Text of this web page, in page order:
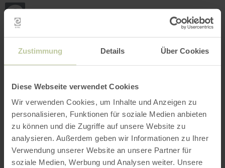
Zustimmung Details Über Cookies
Diese Webseite verwendet Cookies
Wir verwenden Cookies, um Inhalte und Anzeigen zu
personalisieren, Funktionen für soziale Medien anbieten
zu können und die Zugriffe auf unsere Website zu
analysieren. Außerdem geben wir Informationen zu Ihrer
Verwendung unserer Website an unsere Partner für
soziale Medien, Werbung und Analysen weiter. Unsere
Aller au contenu principal
Aller à la recherche
Aller à la navigation
Aller au pied de page
Retour
à
page
d'accueil
RECHERCHE MENU
L'offre de loisirs listée ci-dessous a été publiée
par le prestataire Vulkanhof - Ziegenkäserei
de réservation Regiondo. Le prestataire
Vulkanhof - Ziegenkäserei Tourismus &
Dienstleistungen est seul responsable du
contenu.